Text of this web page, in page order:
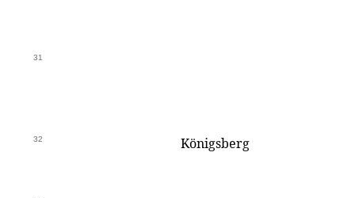
31
32 Königsberg